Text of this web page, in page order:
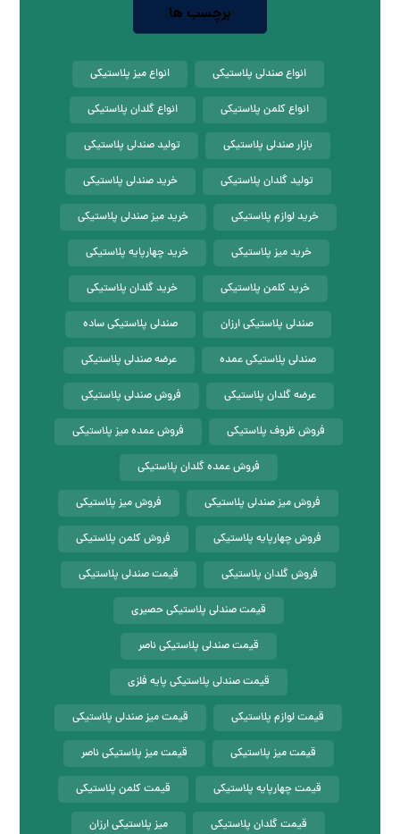
برچسب ها
انواع صندلی پلاستیکی انواع میز پلاستیکی
انواع کلمن پلاستیکی انواع گلدان پلاستیکی
بازار صندلی پلاستیکی تولید صندلی پلاستیکی
تولید گلدان پلاستیکی خرید صندلی پلاستیکی
خرید لوازم پلاستیکی خرید میز صندلی پلاستیکی
خرید میز پلاستیکی خرید چهارپایه پلاستیکی
خرید کلمن پلاستیکی خرید گلدان پلاستیکی
صندلی پلاستیکی ارزان صندلی پلاستیکی ساده
صندلی پلاستیکی عمده عرضه صندلی پلاستیکی
عرضه گلدان پلاستیکی فروش صندلی پلاستیکی
فروش ظروف پلاستیکی فروش عمده میز پلاستیکی
فروش عمده گلدان پلاستیکی
فروش میز صندلی پلاستیکی فروش میز پلاستیکی
فروش چهارپایه پلاستیکی فروش کلمن پلاستیکی
فروش گلدان پلاستیکی قیمت صندلی پلاستیکی
قیمت صندلی پلاستیکی حصیری
قیمت صندلی پلاستیکی ناصر
قیمت صندلی پلاستیکی پایه فلزی
قیمت لوازم پلاستیکی قیمت میز صندلی پلاستیکی
قیمت میز پلاستیکی قیمت میز پلاستیکی ناصر
قیمت چهارپایه پلاستیکی قیمت کلمن پلاستیکی
قیمت گلدان پلاستیکی میز پلاستیکی ارزان